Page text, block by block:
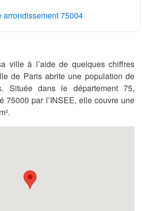
arrondissement 75004
ville à l’aide de quelques chiffres
de Paris abrite une population de
Située dans le département 75,
75000 par l’INSEE, elle couvre une